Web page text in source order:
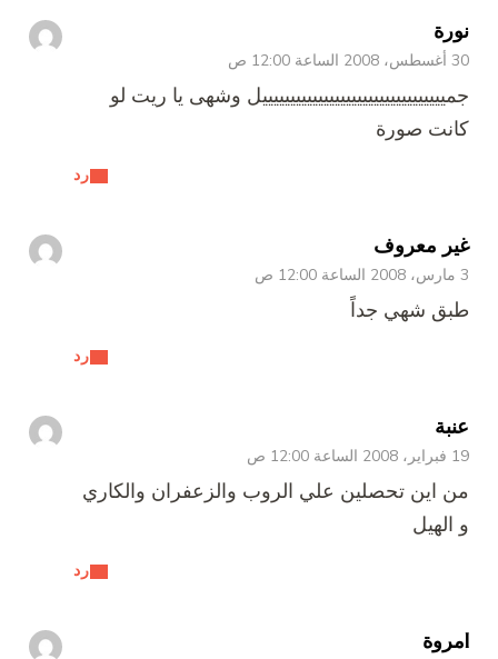
نورة
30 أغسطس، 2008 الساعة 12:00 ص
رد
جميييييييييييييييييييييييييييييييييل وشهى يا ريت لو
كانت صورة
غير معروف
3 مارس، 2008 الساعة 12:00 ص
رد
طبق شهي جداً
عنبة
19 فبراير، 2008 الساعة 12:00 ص
رد
من اين تحصلين علي الروب والزعفران والكاري
و الهيل
lمروة